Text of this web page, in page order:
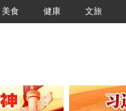
美食 健康 文旅